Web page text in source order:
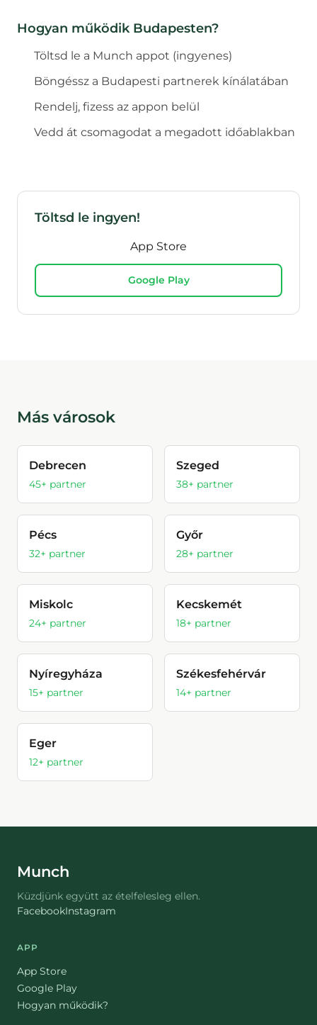
Hogyan működik Budapesten?
Töltsd le a Munch appot (ingyenes)
Böngéssz a Budapesti partnerek kínálatában
Rendelj, fizess az appon belül
Vedd át csomagodat a megadott időablakban
Töltsd le ingyen!
App Store
Google Play
Más városok
Debrecen
45+ partner
Szeged
38+ partner
Pécs
32+ partner
Győr
28+ partner
Miskolc
24+ partner
Kecskemét
18+ partner
Nyíregyháza
15+ partner
Székesfehérvár
14+ partner
Eger
12+ partner
Munch
Küzdjünk együtt az ételfelesleg ellen.
FacebookInstagram
APP
App Store
Google Play
Hogyan működik?